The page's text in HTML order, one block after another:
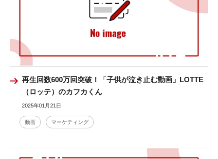
再生回数600万回突破！「子供が泣き止む動画」LOTTE
（ロッテ）のカフカくん
2025年01月21日
動画 マーケティング